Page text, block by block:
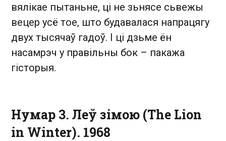
вялікае пытаньне, ці не зьнясе сьвежы
вецер усё тое, што будавалася напрацягу
двух тысячаў гадоў. І ці дзьме ён
насамрэч у правільны бок – пакажа
гісторыя.
Нумар 3. Леў зімою (The Lion
in Winter). 1968